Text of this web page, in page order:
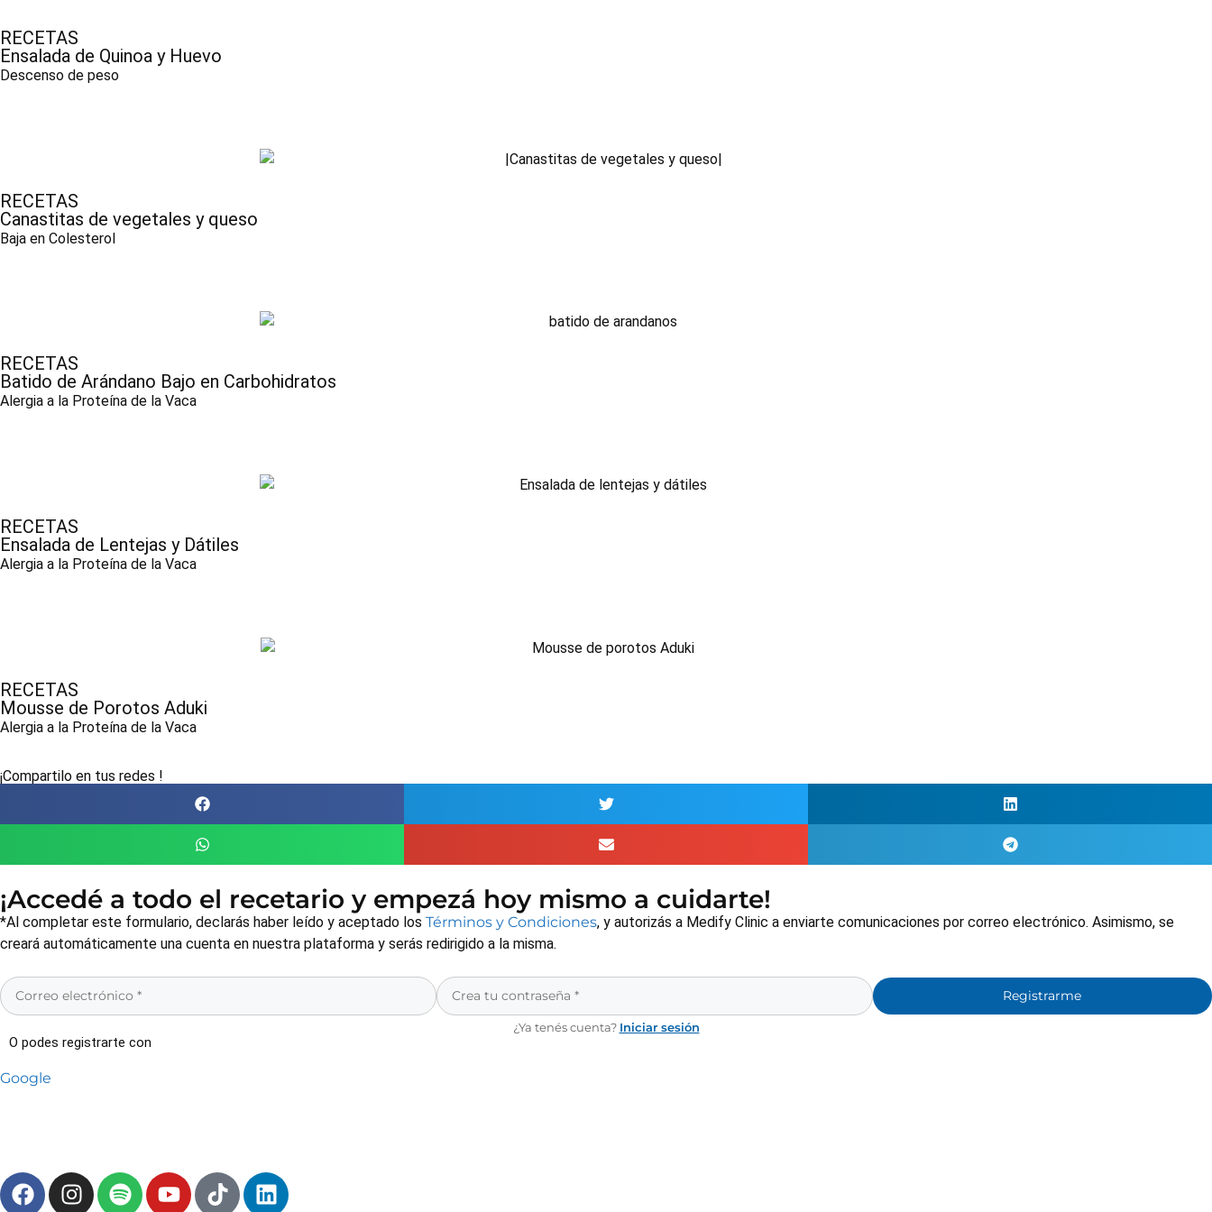
RECETAS
Ensalada de Quinoa y Huevo
Descenso de peso
RECETAS
Canastitas de vegetales y queso
Baja en Colesterol
RECETAS
Batido de Arándano Bajo en Carbohidratos
Alergia a la Proteína de la Vaca
RECETAS
Ensalada de Lentejas y Dátiles
Alergia a la Proteína de la Vaca
RECETAS
Mousse de Porotos Aduki
Alergia a la Proteína de la Vaca
¡Compartilo en tus redes !
¡Accedé a todo el recetario y empezá hoy mismo a cuidarte!
*Al completar este formulario, declarás haber leído y aceptado los Términos y Condiciones, y autorizás a Medify Clinic a enviarte comunicaciones por correo electrónico. Asimismo, se
creará automáticamente una cuenta en nuestra plataforma y serás redirigido a la misma.
Registrarme
¿Ya tenés cuenta? Iniciar sesión
O podes registrarte con
Google